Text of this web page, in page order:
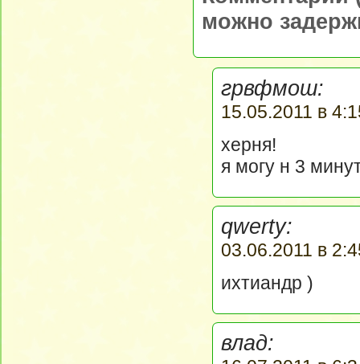
можно
грвфмош:
15.05.2011 в
херня!
я могу н 3
qwerty:
03.06.2011 в
ихтиандр )
влад: